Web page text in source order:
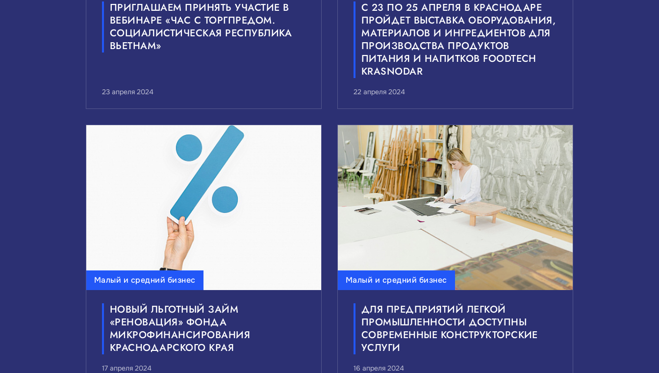
ПРИГЛАШАЕМ ПРИНЯТЬ УЧАСТИЕ В
ВЕБИНАРЕ «ЧАС С ТОРГПРЕДОМ.
СОЦИАЛИСТИЧЕСКАЯ РЕСПУБЛИКА
ВЬЕТНАМ»
23 апреля 2024
С 23 ПО 25 АПРЕЛЯ В КРАСНОДАРЕ
ПРОЙДЕТ ВЫСТАВКА ОБОРУДОВАНИЯ,
МАТЕРИАЛОВ И ИНГРЕДИЕНТОВ ДЛЯ
ПРОИЗВОДСТВА ПРОДУКТОВ
ПИТАНИЯ И НАПИТКОВ FOODTECH
KRASNODAR
22 апреля 2024
Малый и средний бизнес
НОВЫЙ ЛЬГОТНЫЙ ЗАЙМ
«РЕНОВАЦИЯ» ФОНДА
МИКРОФИНАНСИРОВАНИЯ
КРАСНОДАРСКОГО КРАЯ
17 апреля 2024
Малый и средний бизнес
ДЛЯ ПРЕДПРИЯТИЙ ЛЕГКОЙ
ПРОМЫШЛЕННОСТИ ДОСТУПНЫ
СОВРЕМЕННЫЕ КОНСТРУКТОРСКИЕ
УСЛУГИ
16 апреля 2024